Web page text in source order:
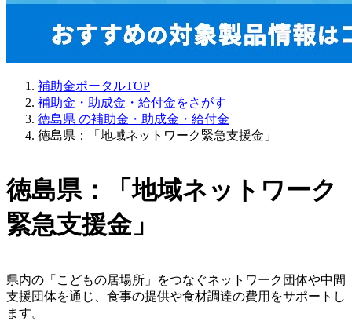
補助金ポータルTOP
補助金・助成金・給付金をさがす
徳島県 の補助金・助成金・給付金
徳島県：「地域ネットワーク緊急支援金」
徳島県：「地域ネットワーク
緊急支援金」
県内の「こどもの居場所」をつなぐネットワーク団体や中間
支援団体を通じ、食事の提供や食材調達の費用をサポートし
ます。